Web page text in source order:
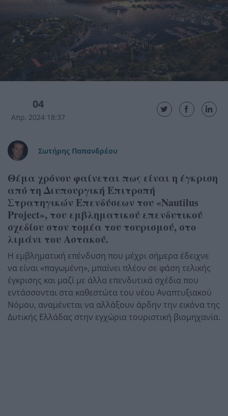
04
Απρ. 2024 18:37
Σωτήρης Παπανδρέου
Θέμα χρόνου φαίνεται πως είναι η έγκριση
από τη Διυπουργική Επιτροπή
Στρατηγικών Επενδύσεων του «Nautilus
Project», του εμβληματικού επενδυτικού
σχεδίου στον τομέα του τουρισμού, στο
λιμάνι του Αστακού.
Η εμβληματική επένδυση που μέχρι σήμερα έδειχνε
να είναι «παγωμένη», μπαίνει πλέον σε φάση τελικής
έγκρισης και μαζί με άλλα επενδυτικά σχέδια που
εντάσσονται στα καθεστώτα του νέου Αναπτυξιακού
Νόμου, αναμένεται να αλλάξουν άρδην την εικόνα της
Δυτικής Ελλάδας στην εγχώρια τουριστική βιομηχανία.